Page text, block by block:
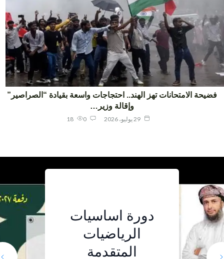
الامتحانات تهز الهند.. احتجاجات واسعة بقيادة “الصراصير”
وإقالة وزير…
18
أربعة معلمين
عُمانيين
يتوجون بجائزة
دورة اساسيات
الرياضيات
المتقدمة
دورة اساسيات
لمادة
الرياضيات
مخيم جسر
اللغة الصينية..
تجربة تجمع
ما الذي تضيفه
هوية “نزوى